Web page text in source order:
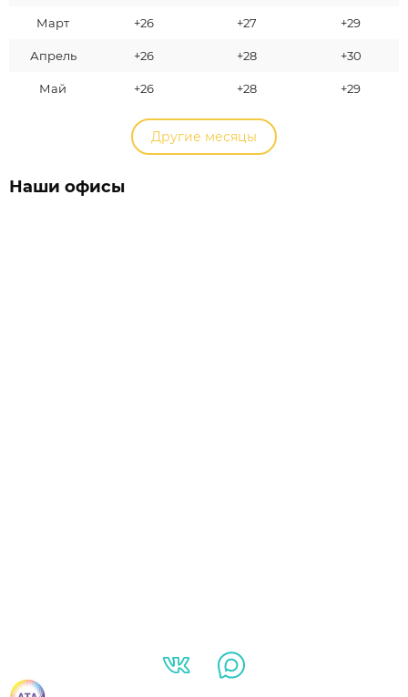
Март +26 +27 +29
Апрель +26 +28 +30
Май +26 +28 +29
Другие месяцы
Наши офисы